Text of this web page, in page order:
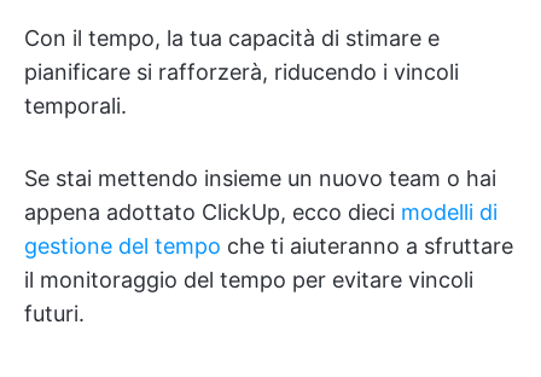
Con il tempo, la tua capacità di stimare e
pianificare si rafforzerà, riducendo i vincoli
temporali.
Se stai mettendo insieme un nuovo team o hai
appena adottato ClickUp, ecco dieci modelli di
gestione del tempo che ti aiuteranno a sfruttare
il monitoraggio del tempo per evitare vincoli
futuri.